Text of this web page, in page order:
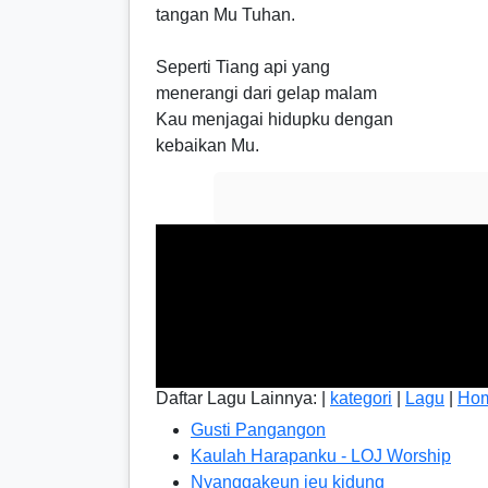
tangan Mu Tuhan.
Seperti Tiang api yang
menerangi dari gelap malam
Kau menjagai hidupku dengan
kebaikan Mu.
Daftar Lagu Lainnya: | kategori Lagu
Gusti Pangangon
Kaulah Harapanku - LOJ Worship
Nyanggakeun ieu kidung